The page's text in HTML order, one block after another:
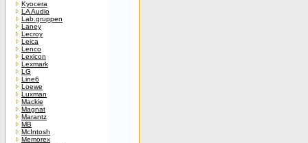
Kyocera
LA Audio
Lab.gruppen
Laney
Lecroy
Leica
Lenco
Lexicon
Lexmark
LG
Line6
Loewe
Luxman
Mackie
Magnat
Marantz
MB
McIntosh
Memorex